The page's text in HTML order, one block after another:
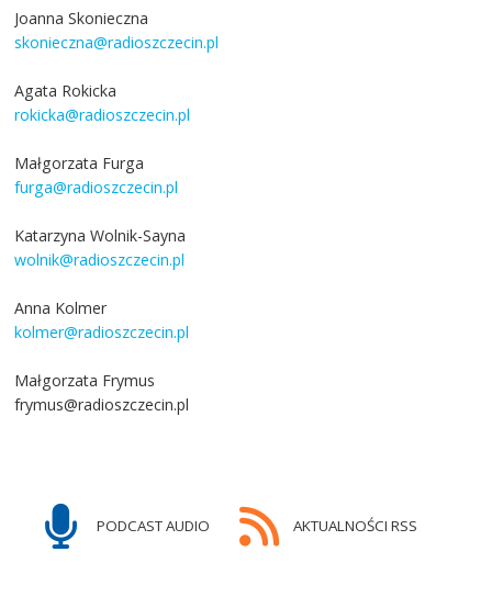
Joanna Skonieczna
skonieczna@radioszczecin.pl
Agata Rokicka
rokicka@radioszczecin.pl
Małgorzata Furga
furga@radioszczecin.pl
Katarzyna Wolnik-Sayna
wolnik@radioszczecin.pl
Anna Kolmer
kolmer@radioszczecin.pl
Małgorzata Frymus
frymus@radioszczecin.pl
PODCAST AUDIO AKTUALNOŚCI RSS